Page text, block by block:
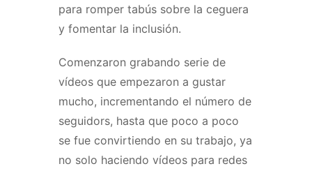
para romper tabús sobre la ceguera
y fomentar la inclusión.
Comenzaron grabando serie de
vídeos que empezaron a gustar
mucho, incrementando el número de
seguidors, hasta que poco a poco
se fue convirtiendo en su trabajo, ya
no solo haciendo vídeos para redes